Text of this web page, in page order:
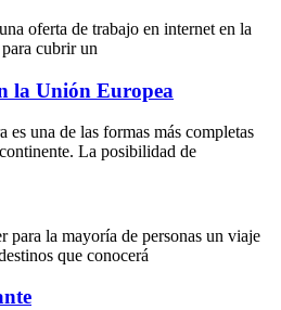
oferta de trabajo en internet en la
cubrir un
la Unión Europea
es una de las formas más completas
La posibilidad de
para la mayoría de personas un viaje
que conocerá